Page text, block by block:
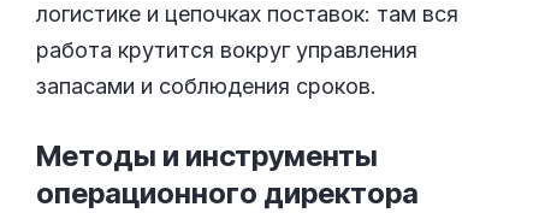
логистике и цепочках поставок: там вся
работа крутится вокруг управления
запасами и соблюдения сроков.
Методы и инструменты
операционного директора